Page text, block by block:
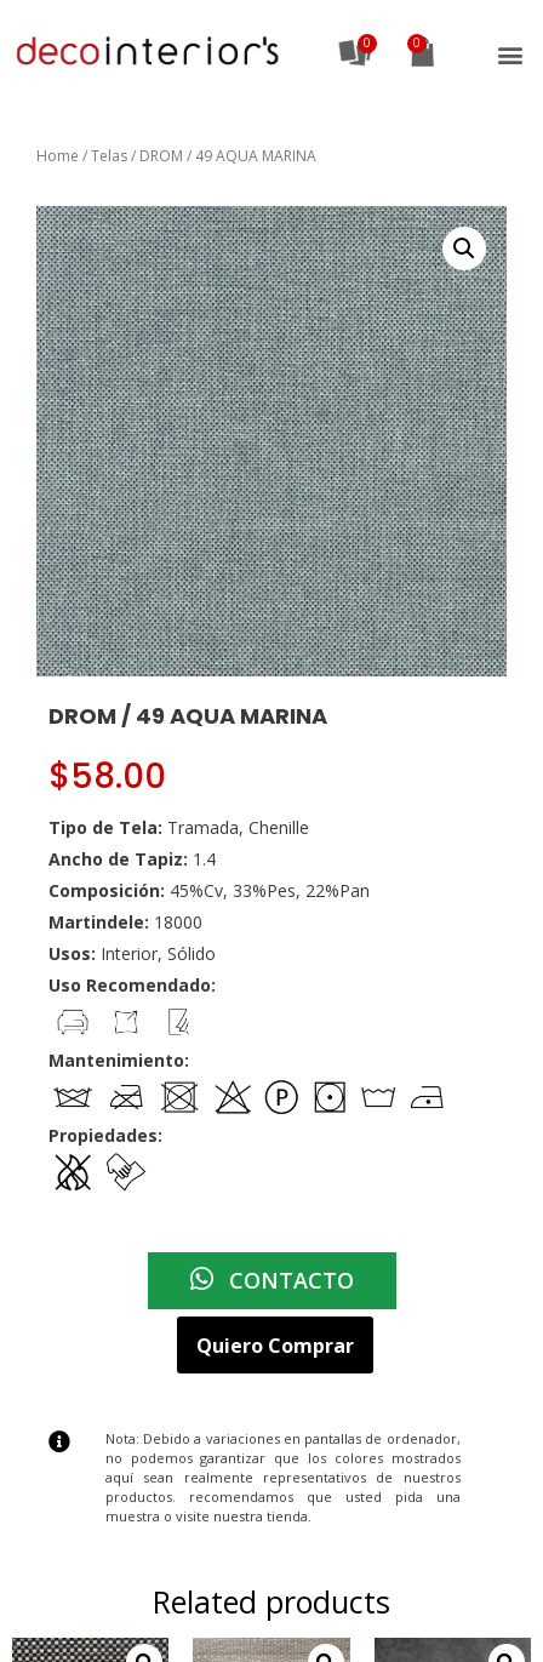
0
Home /Telas/ DROM / 49 AQUA MARINA
DROM / 49 AQUA MARINA
$58.00
Tipo de Tela: Tramada, Chenille
Ancho de Tapiz: 1.4
Composición: 45%Cv, 33%Pes, 22%Pan
Martindele: 18000
Usos: Interior, Sólido
Uso Recomendado:
Mantenimiento:
Propiedades:
CONTACTO
Quiero Comprar
Nota: Debido a variaciones en pantallas de ordenador,
no podemos garantizar que los colores mostrados
aquí sean realmente representativos de nuestros
productos. recomendamos que usted pida una
muestra o visite nuestra tienda.
Related products